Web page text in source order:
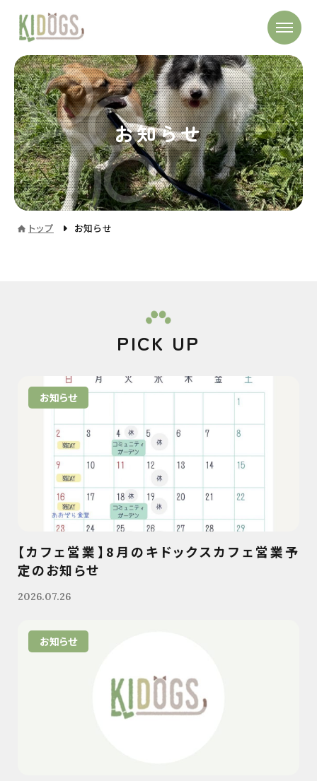
お知らせ
トップ お知らせ
PICK UP
お知らせ
【カフェ営業】8月のキドックスカフェ営業予
定のお知らせ
2026.07.26
お知らせ